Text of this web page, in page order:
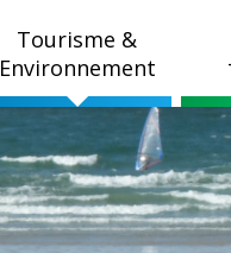
Tourisme &
Environnement